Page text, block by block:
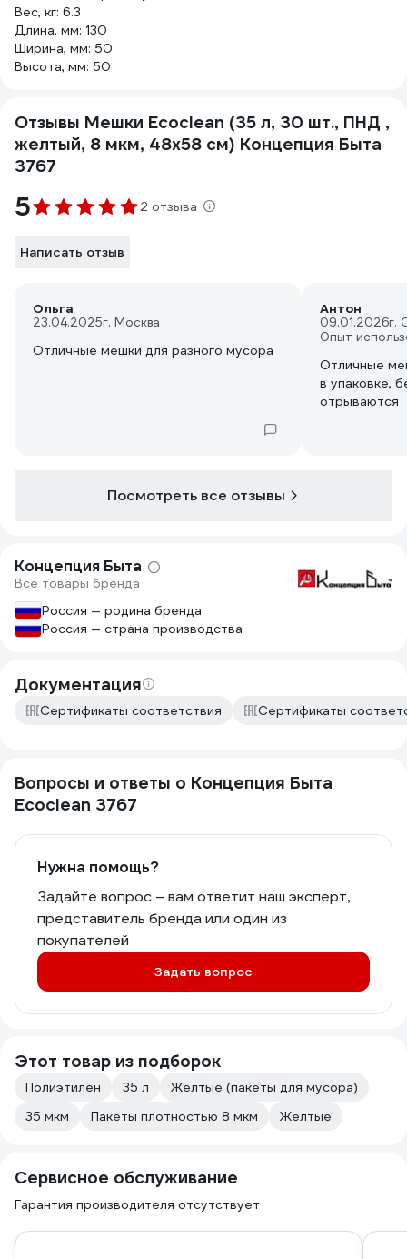
Вес, кг: 6.3
Длина, мм: 130
Ширина, мм: 50
Высота, мм: 50
Отзывы Мешки Ecoclean (35 л, 30 шт., ПНД ,
желтый, 8 мкм, 48х58 см) Концепция Быта
3767
5 2 отзыва
Написать отзыв
Ольга
23.04.2025г. Москва
Отличные мешки для разного мусора
Антон
09.01.2026г.
Опыт
Отличные
в упаковке,
отрываются
Посмотреть все отзывы
Концепция Быта
Все товары бренда
Россия — родина бренда
Россия — страна производства
Документация
Сертификаты соответствия Сертификаты
Вопросы и ответы о Концепция Быта
Ecoclean 3767
Нужна помощь?
Задайте вопрос – вам ответит наш эксперт,
представитель бренда или один из
покупателей
Задать вопрос
Этот товар из подборок
Полиэтилен 35 л
Желтые (пакеты для мусора)
35 мкм
Пакеты плотностью 8 мкм Желтые
Сервисное обслуживание
Гарантия производителя отсутствует